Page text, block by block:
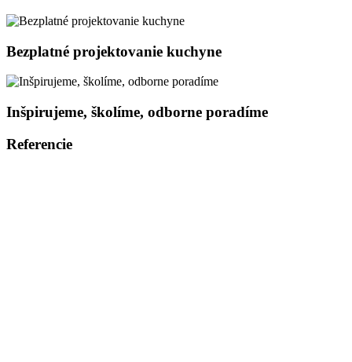
Bezplatné projektovanie kuchyne
Inšpirujeme, školíme, odborne poradíme
Referencie